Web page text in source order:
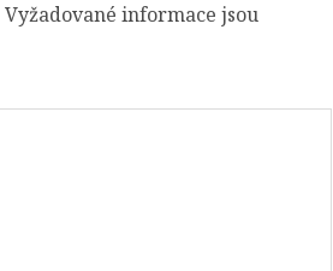
Vyžadované informace jsou